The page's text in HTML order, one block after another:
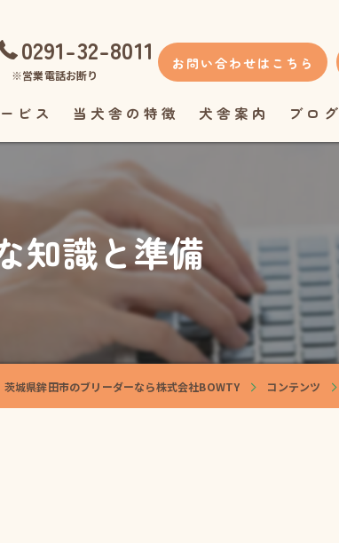
0291-32-8011
※営業電話お断り
お問い合わせはこちら
ビス 当犬舎の特徴
直販
見学
犬舎案内 ブログ
知識と準備
茨城県鉾田市のブリーダーなら株式会社BOWTY コンテンツ